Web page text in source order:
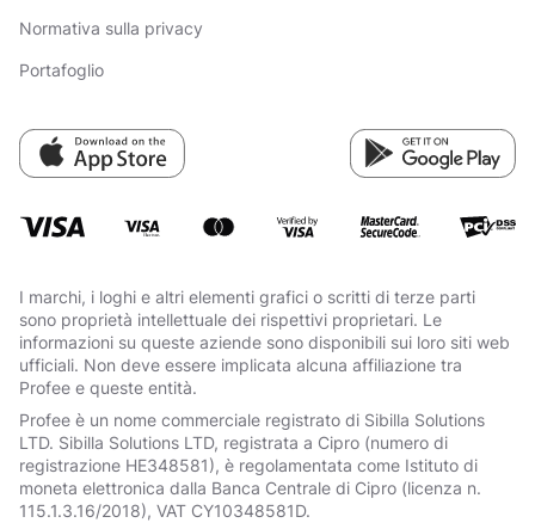
Normativa sulla privacy
Portafoglio
I marchi, i loghi e altri elementi grafici o scritti di terze parti
sono proprietà intellettuale dei rispettivi proprietari. Le
informazioni su queste aziende sono disponibili sui loro siti web
ufficiali. Non deve essere implicata alcuna affiliazione tra
Profee e queste entità.
Profee è un nome commerciale registrato di Sibilla Solutions
LTD. Sibilla Solutions LTD, registrata a Cipro (numero di
registrazione HE348581), è regolamentata come Istituto di
moneta elettronica dalla Banca Centrale di Cipro (licenza n.
115.1.3.16/2018), VAT СY10348581D.